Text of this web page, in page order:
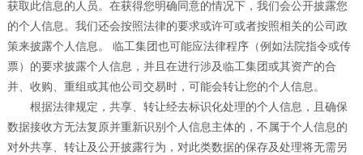
获取此信息的人员。在获得您明确同意的情况下，我们会公开披露您
的个人信息。我们还会按照法律的要求或许可或者按照相关的公司政
策来披露个人信息。 临工集团也可能应法律程序（例如法院指令或传
票）的要求披露个人信息，并且在进行涉及临工集团或其资产的合
并、收购、重组或其他公司交易时，可能会转让您的个人信息。
根据法律规定，共享、转让经去标识化处理的个人信息，且确保
数据接收方无法复原并重新识别个人信息主体的，不属于个人信息的
对外共享、转让及公开披露行为，对此类数据的保存及处理将无需另